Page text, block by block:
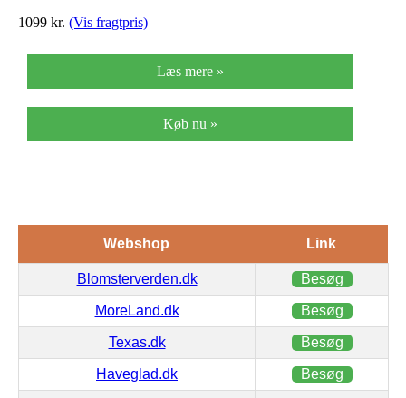
1099 kr. (Vis fragtpris)
Læs mere »
Køb nu »
Webshop Link
Blomsterverden.dk Besøg
MoreLand.dk Besøg
Texas.dk Besøg
Haveglad.dk Besøg